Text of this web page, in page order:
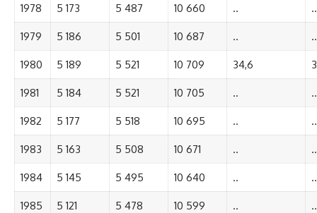
1978 5 173 5 487 10 660 .. ..
1979 5 186 5 501 10 687 .. ..
1980 5 189 5 521 10 709 34,6
1981 5 184 5 521 10 705 .. ..
1982 5 177 5 518 10 695 .. ..
1983 5 163 5 508 10 671 .. ..
1984 5 145 5 495 10 640 .. ..
1985 5 121 5 478 10 599 .. ..